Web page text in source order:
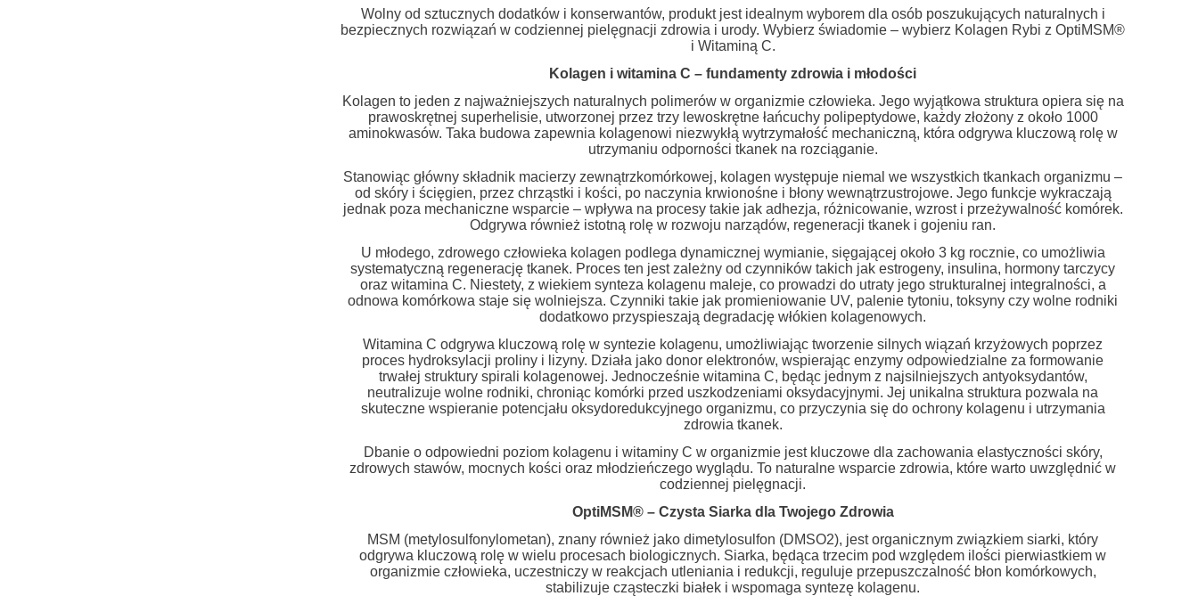
Wolny od sztucznych dodatków i konserwantów, produkt jest idealnym wyborem dla osób poszukujących naturalnych i
bezpiecznych rozwiązań w codziennej pielęgnacji zdrowia i urody. Wybierz świadomie – wybierz Kolagen Rybi z OptiMSM®
i Witaminą C.
Kolagen i witamina C – fundamenty zdrowia i młodości
Kolagen to jeden z najważniejszych naturalnych polimerów w organizmie człowieka. Jego wyjątkowa struktura opiera się na
prawoskrętnej superhelisie, utworzonej przez trzy lewoskrętne łańcuchy polipeptydowe, każdy złożony z około 1000
aminokwasów. Taka budowa zapewnia kolagenowi niezwykłą wytrzymałość mechaniczną, która odgrywa kluczową rolę w
utrzymaniu odporności tkanek na rozciąganie.
Stanowiąc główny składnik macierzy zewnątrzkomórkowej, kolagen występuje niemal we wszystkich tkankach organizmu –
od skóry i ścięgien, przez chrząstki i kości, po naczynia krwionośne i błony wewnątrzustrojowe. Jego funkcje wykraczają
jednak poza mechaniczne wsparcie – wpływa na procesy takie jak adhezja, różnicowanie, wzrost i przeżywalność komórek.
Odgrywa również istotną rolę w rozwoju narządów, regeneracji tkanek i gojeniu ran.
U młodego, zdrowego człowieka kolagen podlega dynamicznej wymianie, sięgającej około 3 kg rocznie, co umożliwia
systematyczną regenerację tkanek. Proces ten jest zależny od czynników takich jak estrogeny, insulina, hormony tarczycy
oraz witamina C. Niestety, z wiekiem synteza kolagenu maleje, co prowadzi do utraty jego strukturalnej integralności, a
odnowa komórkowa staje się wolniejsza. Czynniki takie jak promieniowanie UV, palenie tytoniu, toksyny czy wolne rodniki
dodatkowo przyspieszają degradację włókien kolagenowych.
Witamina C odgrywa kluczową rolę w syntezie kolagenu, umożliwiając tworzenie silnych wiązań krzyżowych poprzez
proces hydroksylacji proliny i lizyny. Działa jako donor elektronów, wspierając enzymy odpowiedzialne za formowanie
trwałej struktury spirali kolagenowej. Jednocześnie witamina C, będąc jednym z najsilniejszych antyoksydantów,
neutralizuje wolne rodniki, chroniąc komórki przed uszkodzeniami oksydacyjnymi. Jej unikalna struktura pozwala na
skuteczne wspieranie potencjału oksydoredukcyjnego organizmu, co przyczynia się do ochrony kolagenu i utrzymania
zdrowia tkanek.
Dbanie o odpowiedni poziom kolagenu i witaminy C w organizmie jest kluczowe dla zachowania elastyczności skóry,
zdrowych stawów, mocnych kości oraz młodzieńczego wyglądu. To naturalne wsparcie zdrowia, które warto uwzględnić w
codziennej pielęgnacji.
OptiMSM® – Czysta Siarka dla Twojego Zdrowia
MSM (metylosulfonylometan), znany również jako dimetylosulfon (DMSO2), jest organicznym związkiem siarki, który
odgrywa kluczową rolę w wielu procesach biologicznych. Siarka, będąca trzecim pod względem ilości pierwiastkiem w
organizmie człowieka, uczestniczy w reakcjach utleniania i redukcji, reguluje przepuszczalność błon komórkowych,
stabilizuje cząsteczki białek i wspomaga syntezę kolagenu.